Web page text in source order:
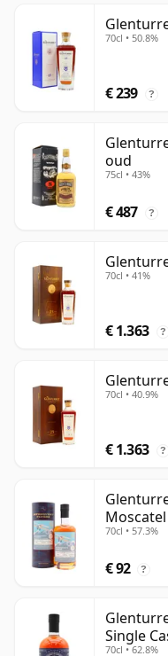
70cl • 50.8%
€ 239 ?
oud
75cl • 43%
€ 487 ?
70cl • 41%
€ 1.363 ?
70cl • 40.9%
€ 1.363 ?
70cl • 57.3%
€ 92 ?
Single
70cl • 62.8%